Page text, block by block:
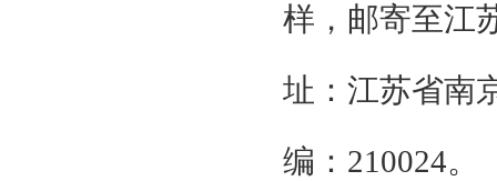
样，邮寄至江
址：江苏省南
编：210024。